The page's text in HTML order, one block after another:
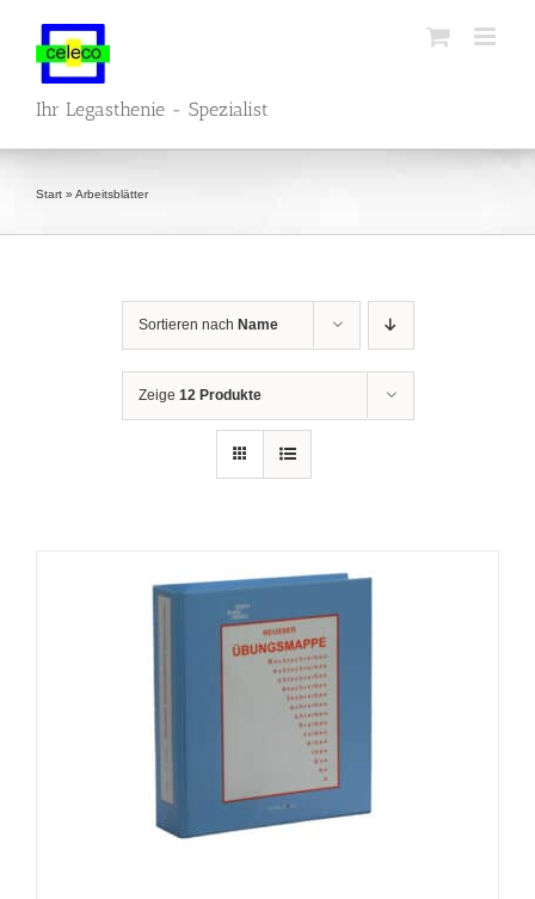
springen
Ihr Legasthenie - Spezialist
Start » Arbeitsblätter
Sortieren nach Name
Zeige 12 Produkte